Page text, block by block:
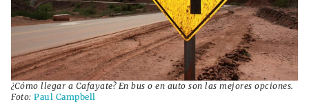
¿Cómo llegar a Cafayate? En bus o en auto son las mejores opciones.
Foto: Paul Campbell